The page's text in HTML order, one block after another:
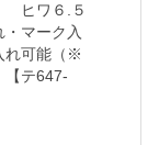
ヒワ６.５
マーク入
可能（※
テ647-